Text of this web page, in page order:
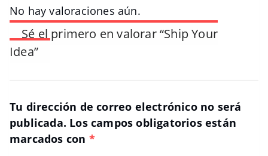
No hay valoraciones aún.
Sé el primero en valorar “Ship Your
Idea”
Tu dirección de correo electrónico no será
publicada. Los campos obligatorios están
marcados con *